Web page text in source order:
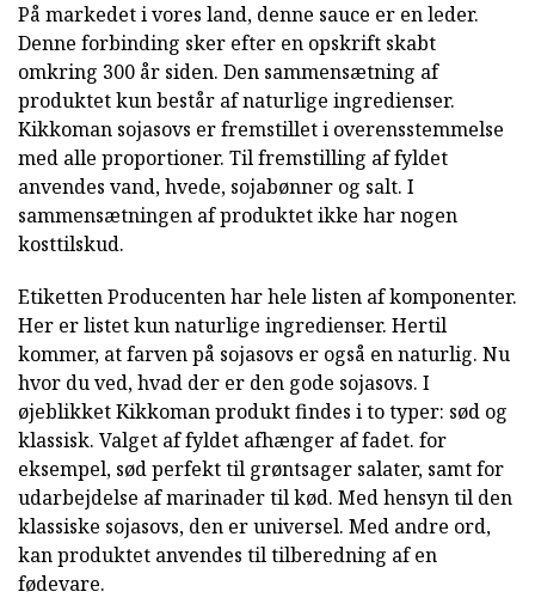
På markedet i vores land, denne sauce er en leder.
Denne forbinding sker efter en opskrift skabt
omkring 300 år siden. Den sammensætning af
produktet kun består af naturlige ingredienser.
Kikkoman sojasovs er fremstillet i overensstemmelse
med alle proportioner. Til fremstilling af fyldet
anvendes vand, hvede, sojabønner og salt. I
sammensætningen af produktet ikke har nogen
kosttilskud.
Etiketten Producenten har hele listen af komponenter.
Her er listet kun naturlige ingredienser. Hertil
kommer, at farven på sojasovs er også en naturlig. Nu
hvor du ved, hvad der er den gode sojasovs. I
øjeblikket Kikkoman produkt findes i to typer: sød og
klassisk. Valget af fyldet afhænger af fadet. for
eksempel, sød perfekt til grøntsager salater, samt for
udarbejdelse af marinader til kød. Med hensyn til den
klassiske sojasovs, den er universel. Med andre ord,
kan produktet anvendes til tilberedning af en
fødevare.